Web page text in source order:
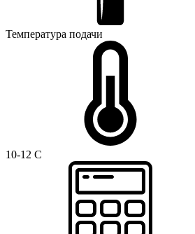
Температура подачи
10-12 C